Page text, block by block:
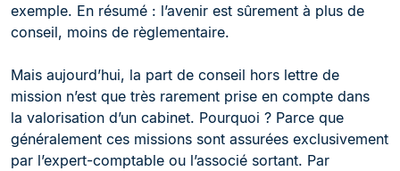
exemple. En résumé : l’avenir est sûrement à plus de
conseil, moins de règlementaire.
Mais aujourd’hui, la part de conseil hors lettre de
mission n’est que très rarement prise en compte dans
la valorisation d’un cabinet. Pourquoi ? Parce que
généralement ces missions sont assurées exclusivement
par l’expert-comptable ou l’associé sortant. Par